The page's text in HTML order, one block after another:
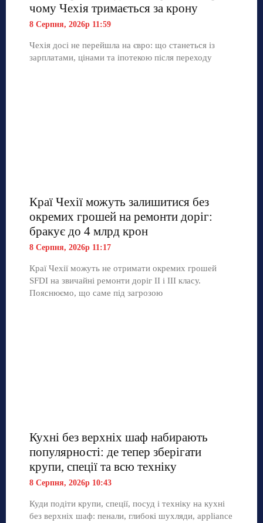
чому Чехія тримається за крону
8 Серпня, 2026р 11:59
Чехія досі не перейшла на євро: що станеться із
зарплатами, цінами та іпотекою після переходу
Краї Чехії можуть залишитися без
окремих грошей на ремонти доріг:
бракує до 4 млрд крон
8 Серпня, 2026р 11:17
Краї Чехії можуть не отримати окремих грошей
SFDI на звичайні ремонти доріг II і III класу.
Пояснюємо, що саме під загрозою
Кухні без верхніх шаф набирають
популярності: де тепер зберігати
крупи, спеції та всю техніку
8 Серпня, 2026р 10:43
Куди подіти крупи, спеції, посуд і техніку на кухні
без верхніх шаф: пенали, глибокі шухляди, appliance